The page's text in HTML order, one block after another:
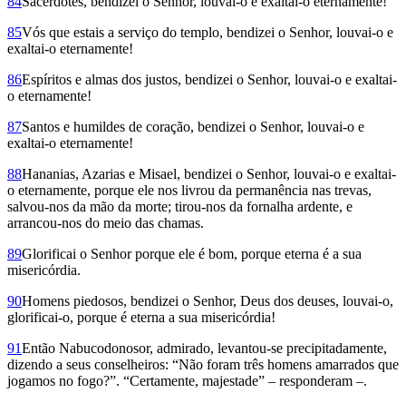
85Vós que estais a serviço do templo, bendizei o Senhor, louvai-o e
exaltai-o eternamente!
86Espíritos e almas dos justos, bendizei o Senhor, louvai-o e exaltai-
o eternamente!
87Santos e humildes de coração, bendizei o Senhor, louvai-o e
exaltai-o eternamente!
88Hananias, Azarias e Misael, bendizei o Senhor, louvai-o e exaltai-
o eternamente, porque ele nos livrou da permanência nas trevas,
salvou-nos da mão da morte; tirou-nos da fornalha ardente, e
arrancou-nos do meio das chamas.
89Glorificai o Senhor porque ele é bom, porque eterna é a sua
misericórdia.
90Homens piedosos, bendizei o Senhor, Deus dos deuses, louvai-o,
glorificai-o, porque é eterna a sua misericórdia!
91Então Nabucodonosor, admirado, levantou-se precipitadamente,
dizendo a seus conselheiros: “Não foram três homens amarrados que
jogamos no fogo?”. “Certamente, majestade” – responderam –.